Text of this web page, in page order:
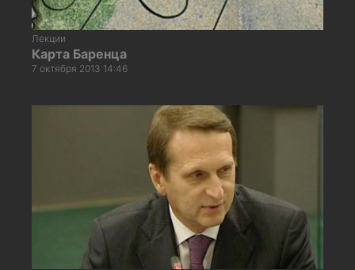
Лекции
Карта Баренца
7 октября 2013 14:46